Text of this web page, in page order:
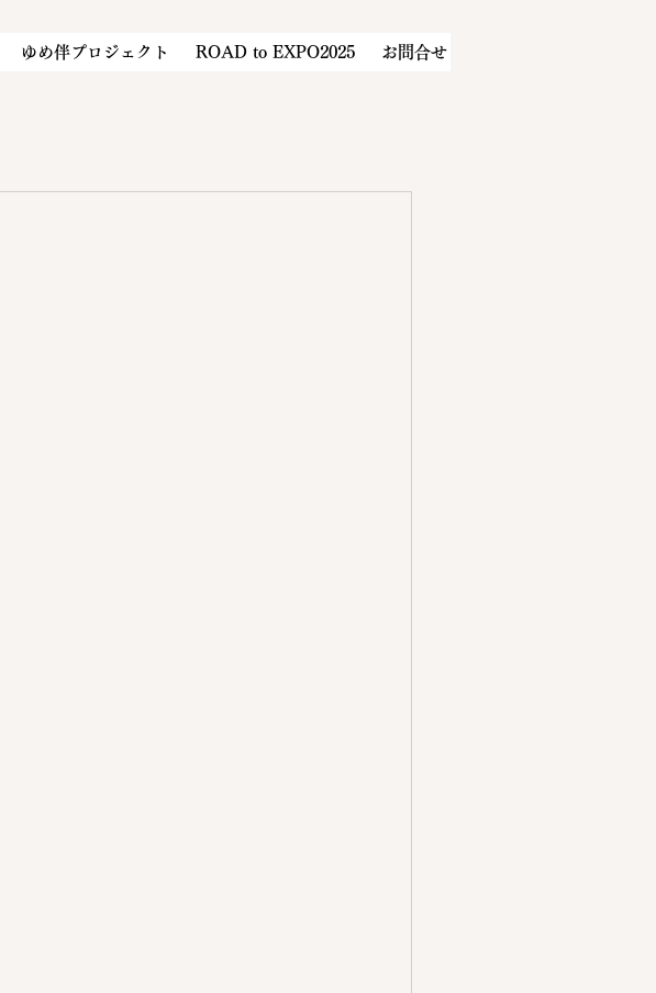
ゆめ伴プロジェクト ROAD to EXPO2025 お問合せ